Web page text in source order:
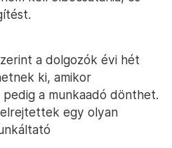
a dolgozók évi hét
ki, amikor
a munkaadó dönthet.
egy olyan